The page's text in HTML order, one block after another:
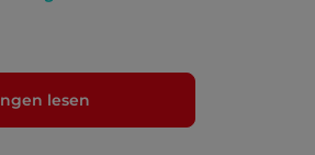
lesen